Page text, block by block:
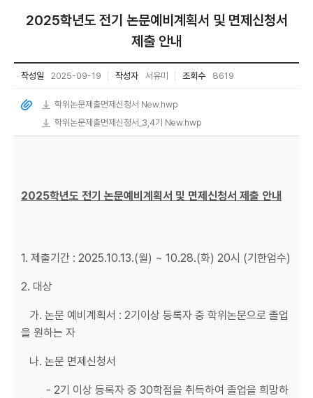
2025학년도 전기 논문예비계획서 및 면제신청서
제출 안내
작성일 2025-09-19 작성자 서유미 조회수 8619
학위논문제출면제신청서 New.hwp
학위논문제출면제신청서_3,4기 New.hwp
2025학년도 전기 논문예비계획서 및 면제신청서 제출 안내
1. 제출기간 : 2025.10.13.(월) ~ 10.28.(화) 20시 (기한엄수)
2. 대상
가. 논문 예비계획서 : 2기이상 등록자 중 학위논문으로 졸업
을 원하는 자
나. 논문 면제신청서
- 2기 이상 등록자 중 30학점을 취득하여 졸업을 희망하